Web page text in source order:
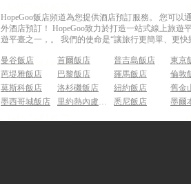
HopeGoo飯店頻道為您提供酒店預訂服務。 您可
外酒店預訂！ HopeGoo致力於打造一站式線上旅
遊平臺之一，。 我們的使命是“讓旅行更簡單、更
曼谷飯店 首爾飯店 普吉島飯店
東京
芭堤雅飯店
巴黎飯店 羅馬飯店
倫敦
莫斯科飯店
洛杉磯飯店 紐約飯店
舊金
墨西哥城飯店
里約熱內盧飯店 悉尼飯店 墨爾